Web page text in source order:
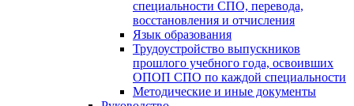
специальности СПО, перевода,
восстановления и отчисления
Язык образования
Трудоустройство выпускников
прошлого учебного года, освоивших
ОПОП СПО по каждой специальности
Методические и иные документы